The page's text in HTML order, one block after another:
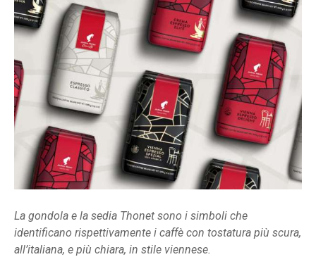
La gondola e la sedia Thonet sono i simboli che
identificano rispettivamente i caffè con tostatura più scura,
all’italiana, e più chiara, in stile viennese.